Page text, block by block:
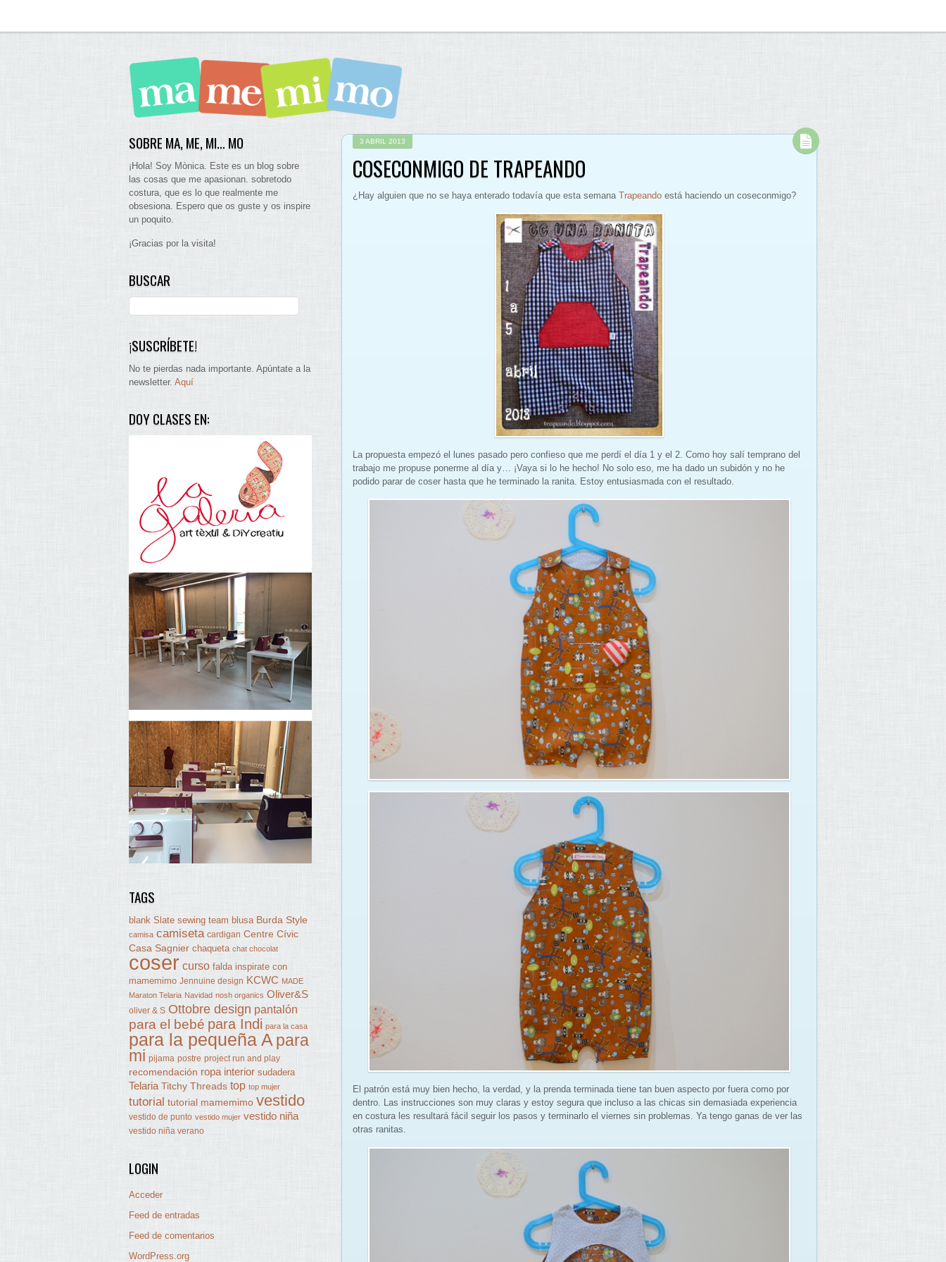
3 ABRIL 2013
COSECONMIGO DE TRAPEANDO
¿Hay alguien que no se haya enterado todavía que esta semana Trapeando está haciendo un coseconmigo?
La propuesta empezó el lunes pasado pero confieso que me perdí el día 1 y el 2. Como hoy salí temprano del
trabajo me propuse ponerme al día y… ¡Vaya si lo he hecho! No solo eso, me ha dado un subidón y no he
podido parar de coser hasta que he terminado la ranita. Estoy entusiasmada con el resultado.
El patrón está muy bien hecho, la verdad, y la prenda terminada tiene tan buen aspecto por fuera como por
dentro. Las instrucciones son muy claras y estoy segura que incluso a las chicas sin demasiada experiencia
en costura les resultará fácil seguir los pasos y terminarlo el viernes sin problemas. Ya tengo ganas de ver las
otras ranitas.
SOBRE MA, ME, MI… MO
¡Hola! Soy Mònica. Este es un blog sobre
las cosas que me apasionan. sobretodo
costura, que es lo que realmente me
obsesiona. Espero que os guste y os inspire
un poquito.
¡Gracias por la visita!
BUSCAR
¡SUSCRÍBETE!
No te pierdas nada importante. Apúntate a la
newsletter. Aquí
DOY CLASES EN:
TAGS
blank Slate sewing team blusa Burda Style
camisa camiseta cardigan Centre Cívic
Casa Sagnier chaqueta chat chocolat
coser curso falda inspirate con
mamemimo Jennuine design KCWC MADE
Maraton Telaria Navidad nosh organics Oliver&S
oliver & S Ottobre design pantalón
para el bebé para Indi para la casa
para la pequeña A para
mi pijama postre project run and play
recomendación ropa interior sudadera
Telaria Titchy Threads top top mujer
tutorial tutorial mamemimo vestido
vestido de punto vestido mujer vestido niña
vestido niña verano
LOGIN
Acceder
Feed de entradas
Feed de comentarios
WordPress.org